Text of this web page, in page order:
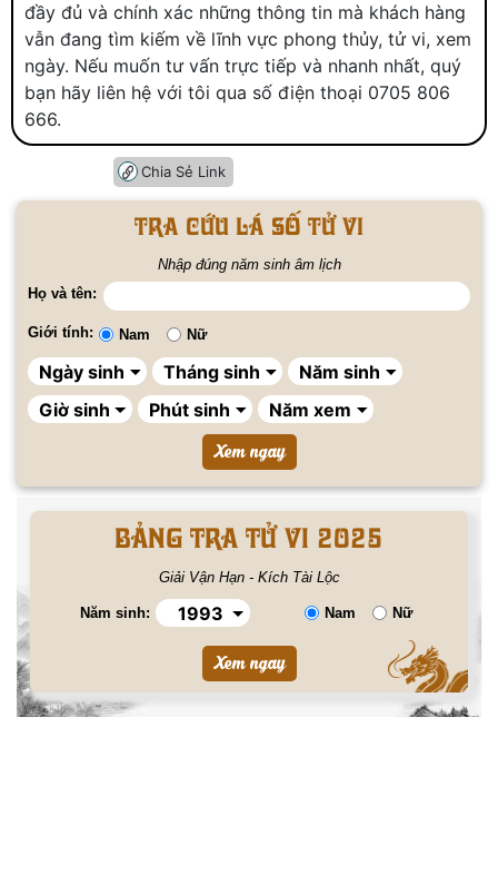
đầy đủ và chính xác những thông tin mà khách hàng
vẫn đang tìm kiếm về lĩnh vực phong thủy, tử vi, xem
ngày. Nếu muốn tư vấn trực tiếp và nhanh nhất, quý
bạn hãy liên hệ với tôi qua số điện thoại 0705 806
666.
Chia Sẻ Link
Tra cứu lá số tử vi
Nhập đúng năm sinh âm lịch
Họ và tên:
Giới tính: Nam Nữ
BẢNG TRA TỬ VI 2025
Giải Vận Hạn - Kích Tài Lộc
Năm sinh: Nam Nữ